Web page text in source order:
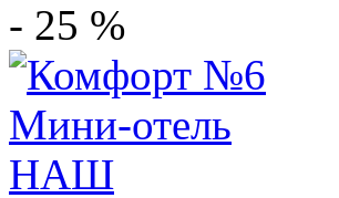
- 25 %